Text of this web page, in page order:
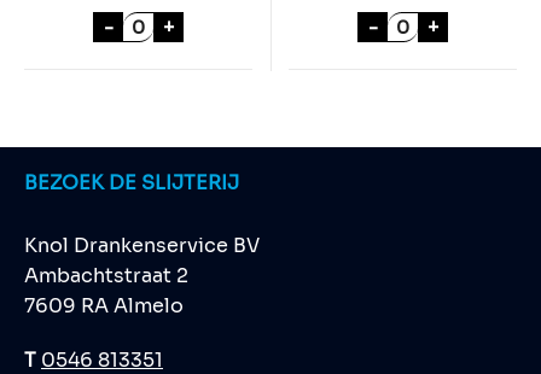
- JAMESON IRISH WHISKEY 70cl aantal
+
- CHIVAS
+
BEZOEK DE SLIJTERIJ
Knol Drankenservice BV
Ambachtstraat 2
7609 RA Almelo
T 0546 813351